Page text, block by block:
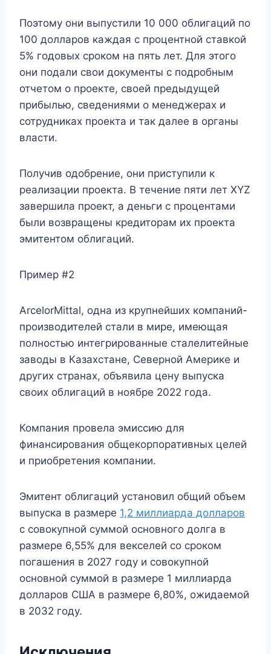
Поэтому они выпустили 10 000 облигаций по
100 долларов каждая с процентной ставкой
5% годовых сроком на пять лет. Для этого
они подали свои документы с подробным
отчетом о проекте, своей предыдущей
прибылью, сведениями о менеджерах и
сотрудниках проекта и так далее в органы
власти.
Получив одобрение, они приступили к
реализации проекта. В течение пяти лет XYZ
завершила проект, а деньги с процентами
были возвращены кредиторам их проекта
эмитентом облигаций.
Пример #2
ArcelorMittal, одна из крупнейших компаний-
производителей стали в мире, имеющая
полностью интегрированные сталелитейные
заводы в Казахстане, Северной Америке и
других странах, объявила цену выпуска
своих облигаций в ноябре 2022 года.
Компания провела эмиссию для
финансирования общекорпоративных целей
и приобретения компании.
Эмитент облигаций установил общий объем
выпуска в размере 1,2 миллиарда долларов
с совокупной суммой основного долга в
размере 6,55% для векселей со сроком
погашения в 2027 году и совокупной
основной суммой в размере 1 миллиарда
долларов США в размере 6,80%, ожидаемой
в 2032 году.